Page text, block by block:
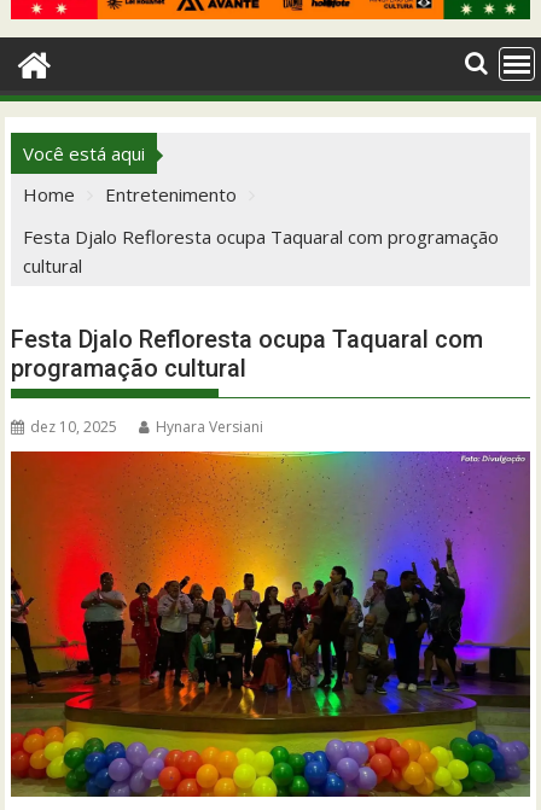
Você está aqui
Home
Entretenimento
Festa Djalo Refloresta ocupa Taquaral com programação
cultural
Festa Djalo Refloresta ocupa Taquaral com
programação cultural
dez 10, 2025 Hynara Versiani